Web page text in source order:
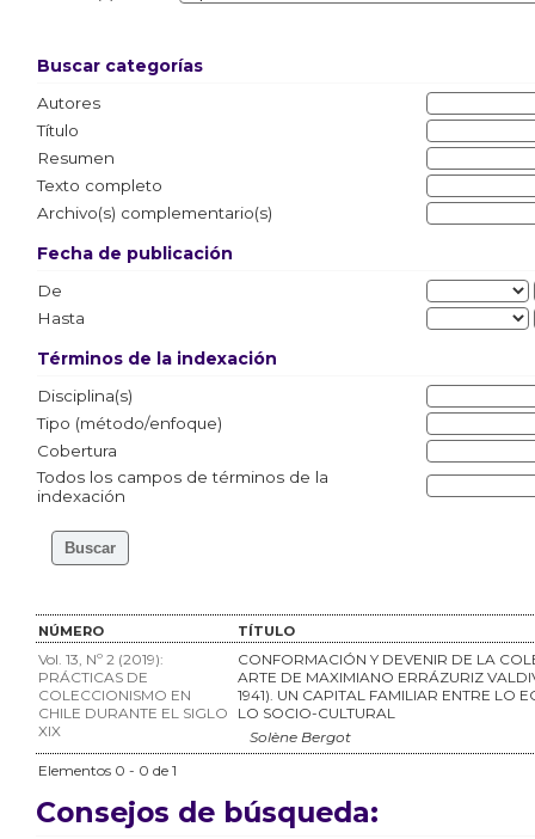
Buscar categorías
Autores
Título
Resumen
Texto completo
Archivo(s) complementario(s)
Fecha de publicación
De
Hasta
Términos de la indexación
Disciplina(s)
Tipo (método/enfoque)
Cobertura
Todos los campos de términos de la
indexación
NÚMERO TÍTULO
Vol. 13, Nº 2 (2019):
PRÁCTICAS DE
COLECCIONISMO EN
CHILE DURANTE EL SIGLO
XIX
CONFORMACIÓN Y DEVENIR DE LA
ARTE DE MAXIMIANO ERRÁZURIZ
1941). UN CAPITAL FAMILIAR ENTRE LO
LO SOCIO-CULTURAL
Solène Bergot
Elementos 0 - 0 de 1
Consejos de búsqueda: